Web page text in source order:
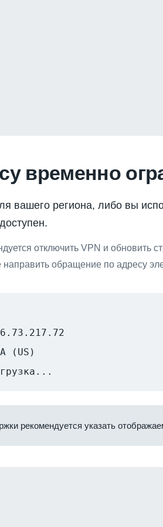
временно
вашего региона, либо вы
отключить VPN и обновить
обращение по адресу
(US)
рекомендуется указать